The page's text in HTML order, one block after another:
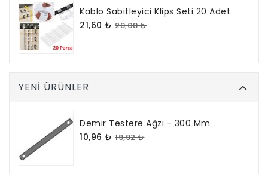
Kablo Sabitleyici Klips Seti 20 Adet
21,60 ₺ 28,08 ₺
YENI ÜRÜNLER
Demir Testere Ağzı - 300 Mm
10,96 ₺ 19,92 ₺